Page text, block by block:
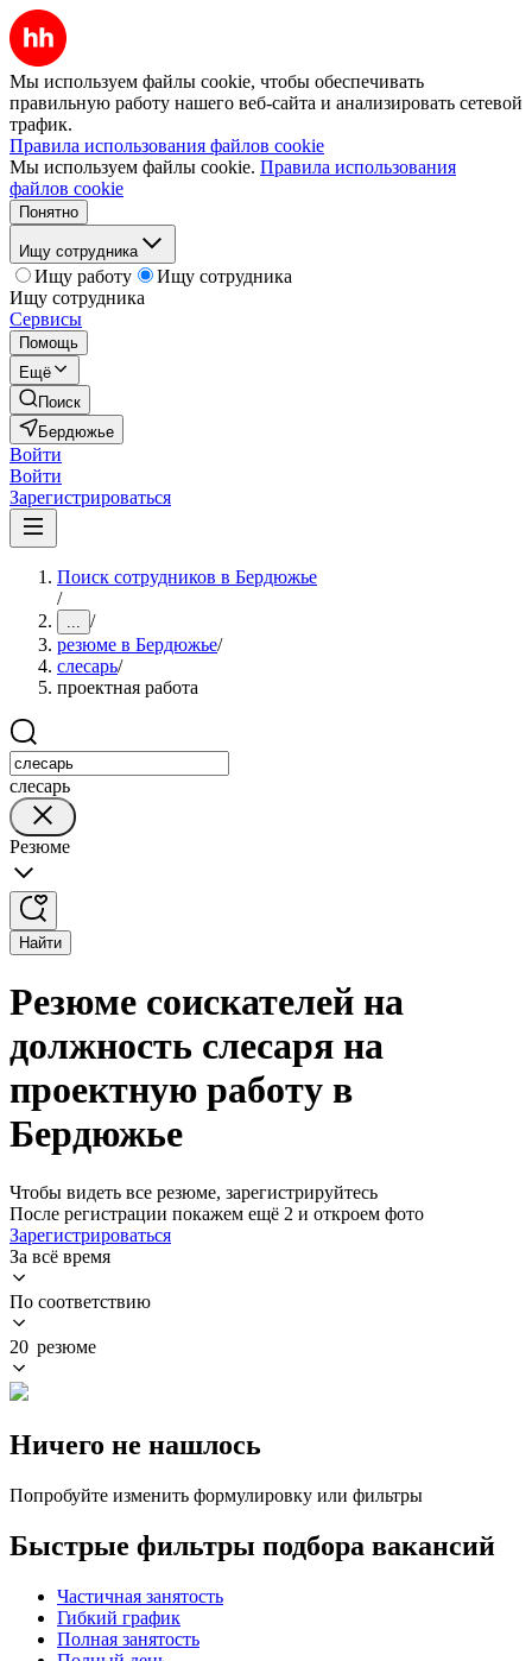
Мы используем файлы cookie, чтобы обеспечивать
правильную работу нашего веб-сайта и анализировать сетевой
трафик.
Правила использования файлов cookie
Мы используем файлы cookie. Правила использования
файлов cookie
Понятно
Ищу сотрудника
Ищу работу
Ищу сотрудника
Ищу сотрудника
Сервисы
Помощь
Ещё
Поиск
Бердюжье
Войти
Войти
Зарегистрироваться
Поиск сотрудников в Бердюжье
/
... /
резюме в Бердюжье/
слесарь/
проектная работа
слесарь
Резюме
Найти
Резюме соискателей на
должность слесаря на
проектную работу в
Бердюжье
Чтобы видеть все резюме, зарегистрируйтесь
После регистрации покажем ещё 2 и откроем фото
Зарегистрироваться
За всё время
По соответствию
20 резюме
Ничего не нашлось
Попробуйте изменить формулировку или фильтры
Быстрые фильтры подбора вакансий
Частичная занятость
Гибкий график
Полная занятость